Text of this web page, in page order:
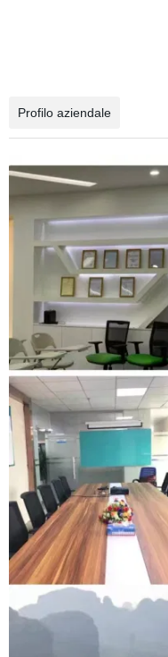
Profilo aziendale